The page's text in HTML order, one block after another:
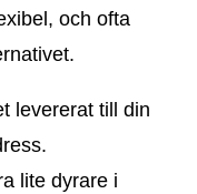
och ofta
levererat till din
lite dyrare i